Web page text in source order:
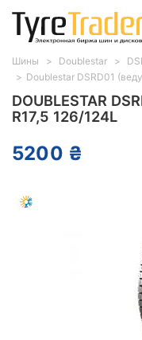
DOUBLESTAR
R17,5 126/124L
5200 ₴
Шины Doublestar
Doublestar DSRD01